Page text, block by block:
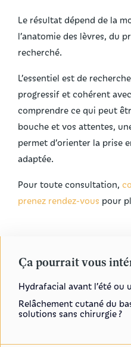
Le résultat dépend de la
l’anatomie des lèvres, du
recherché.
L’essentiel est de
progressif et cohérent
comprendre ce qui peut
bouche et vos attentes,
permet d’orienter la prise
adaptée.
Pour toute consultation,
prenez rendez-vous pour
Ça pourrait vous
Hydrafacial avant l’été ou
Relâchement cutané du
solutions sans chirurgie ?